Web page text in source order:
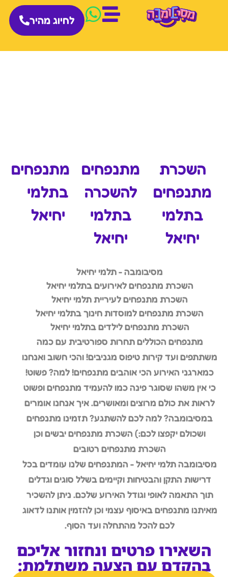
לחיוג מהיר
השכרת
מתנפחים
בתלמי
יחיאל
מתנפחים
להשכרה
בתלמי
יחיאל
מתנפחים
בתלמי
יחיאל
מסיבומבה - תלמי יחיאל
השכרת מתנפחים לאירועים בתלמי יחיאל
השכרת מתנפחים לעיריית תלמי יחיאל
השכרת מתנפחים למוסדות חינוך בתלמי יחיאל
השכרת מתנפחים לילדים בתלמי יחיאל
מתנפחים הכוללים תחרות ספורטיבית עם כמה
משתתפים ועד קירות טיפוס מגניבים! והכי חשוב ואנחנו
כמארגני האירוע הכי אוהבים מתנפחים! למה? פשוט!
כי אין משהו שסוגר פינה כמו להעמיד מתנפחים ופשוט
לראות את כולם מרוצים ומאושרים. איך אנחנו אומרים
במסיבומבה? למה לכם להשתגע? תזמינו מתנפחים
ושכולם יקפצו לכם:) השכרת מתנפחים יבשים וכן
השכרת מתנפחים רטובים
מסיבומבה תלמי יחיאל - המתנפחים שלנו עומדים בכל
דרישות התקן והבטיחות וקיימים בשלל סוגים וגדלים
תוך התאמה לאופי וגודל האירוע שלכם. ניתן להשכיר
מאיתנו מתנפחים באיסוף עצמי וכן להזמין אותנו לדאוג
לכם להכל מהתחלה ועד הסוף.
השאירו פרטים ונחזור אליכם
בהקדם עם הצעה משתלמת: